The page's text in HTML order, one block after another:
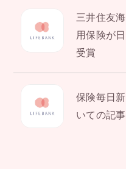
三井住友
用保険が
受賞
保険毎日
いての記